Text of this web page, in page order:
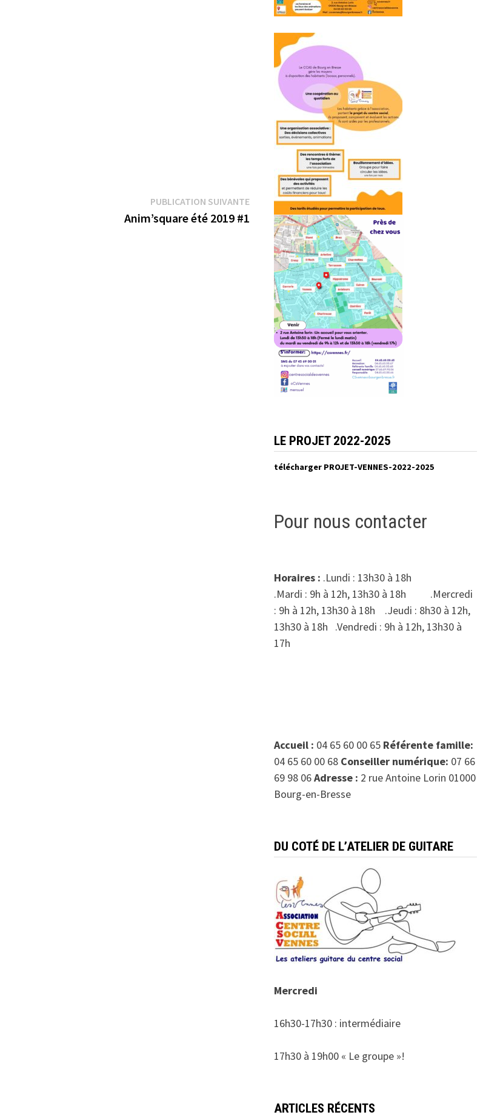
PUBLICATION SUIVANTEPublication
suivante :
Anim’square été 2019 #1
LE PROJET 2022-2025
télécharger PROJET-VENNES-2022-2025
Pour nous contacter
Horaires : .Lundi : 13h30 à 18h
.Mardi : 9h à 12h, 13h30 à 18h .Mercredi
: 9h à 12h, 13h30 à 18h .Jeudi : 8h30 à 12h,
13h30 à 18h .Vendredi : 9h à 12h, 13h30 à
17h
Accueil : 04 65 60 00 65 Référente famille:
04 65 60 00 68 Conseiller numérique: 07 66
69 98 06Adresse : 2 rue Antoine Lorin 01000
Bourg-en-Bresse
DU COTÉ DE L’ATELIER DE GUITARE
Mercredi
16h30-17h30 : intermédiaire
17h30 à 19h00 « Le groupe »!
ARTICLES RÉCENTS